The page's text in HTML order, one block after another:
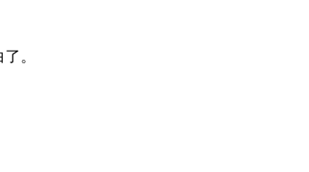
。